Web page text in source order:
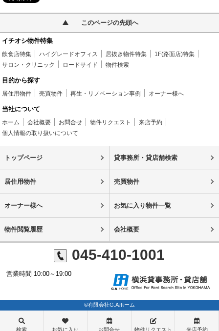
このページの先頭へ
イチオシ物件特集
飲食店特集 ハイグレードオフィス 居抜き物件特集
1F(路面店)特集
サロン・クリニック
ロードサイド 物件検索
目的から探す
居住用物件 売買物件 再生・リノベーション事例 オーナー様へ
当社について
ホーム 会社概要 お問合せ 物件リクエスト
来店予約
個人情報の取り扱いについて
トップページ 貸事務所・貸店舗検索
居住用物件 売買物件
オーナー様へ お気に入り物件一覧
物件閲覧履歴 会社概要
045-410-1001
営業時間 10:00～19:00
©有限会社G.Aホーム
検索 お気に入り お問合せ 物件リクエスト 来店予約